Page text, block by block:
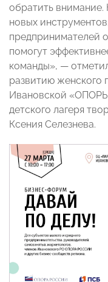
обратить
новых
предпринимателей
помогут
команды», —
развитию женского
Ивановской
детского лагеря
Ксения Селезнева.